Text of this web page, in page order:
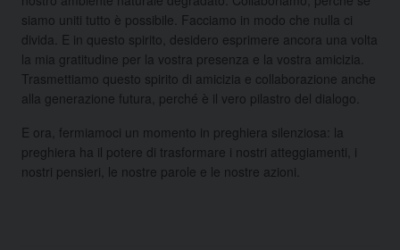
siamo uniti tutto è possibile. Facciamo in modo che nulla ci
divida. E in questo spirito, desidero esprimere ancora una volta
la mia gratitudine per la vostra presenza e la vostra amicizia.
Trasmettiamo questo spirito di amicizia e collaborazione anche
alla generazione futura, perché è il vero pilastro del dialogo.
E ora, fermiamoci un momento in preghiera silenziosa: la
preghiera ha il potere di trasformare i nostri atteggiamenti, i
nostri pensieri, le nostre parole e le nostre azioni.